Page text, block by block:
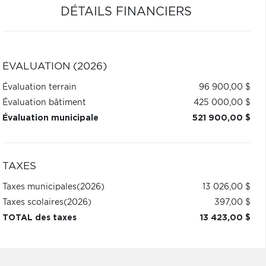
DÉTAILS FINANCIERS
ÉVALUATION (2026)
Évaluation terrain
96 900,00 $
Évaluation bâtiment
425 000,00 $
Évaluation municipale
521 900,00 $
TAXES
Taxes municipales(2026)
13 026,00 $
Taxes scolaires(2026)
397,00 $
TOTAL des taxes
13 423,00 $